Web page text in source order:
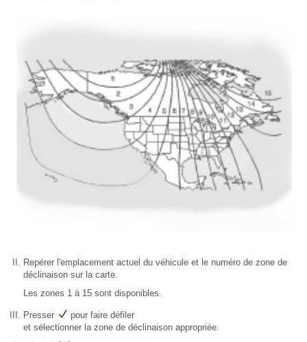
Repérer l'emplacement actuel du véhicule et le numéro de zone de
déclinaison sur la carte.
Les zones 1 à 15 sont disponibles.
Presser
pour faire défiler
et sélectionner la zone de déclinaison appropriée.